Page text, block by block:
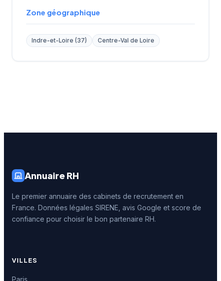
Zone géographique
Indre-et-Loire (37) Centre-Val de Loire
Annuaire RH
Le premier annuaire des cabinets de recrutement en
France. Données légales SIRENE, avis Google et score de
confiance pour choisir le bon partenaire RH.
VILLES
Paris